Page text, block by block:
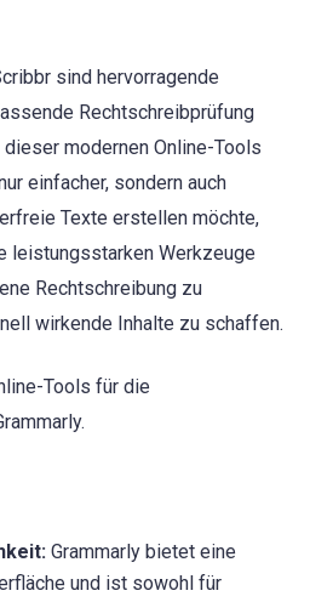
sind hervorragende
Rechtschreibprüfung
modernen Online-Tools
einfacher, sondern auch
Texte erstellen möchte,
leistungsstarken Werkzeuge
Rechtschreibung zu
wirkende Inhalte zu schaffen.
Tools für die
Grammarly bietet eine
und ist sowohl für